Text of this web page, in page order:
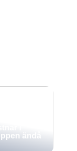
i
ändå